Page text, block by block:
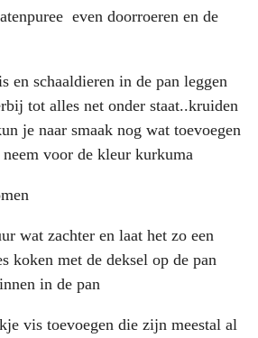
even doorroeren en de
en schaaldieren in de pan leggen
tot alles net onder staat..kruiden
je naar smaak nog wat toevoegen
voor de kleur kurkuma
wat zachter en laat het zo een
koken met de deksel op de pan
in de pan
vis toevoegen die zijn meestal al